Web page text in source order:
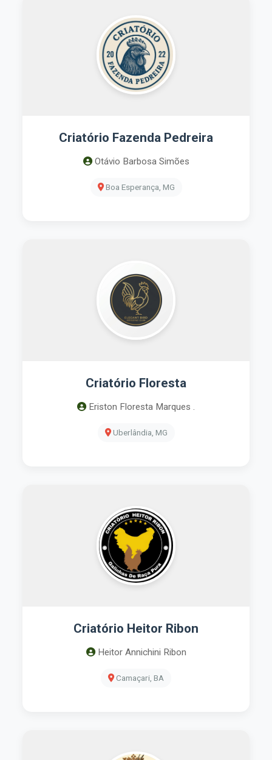
Criatório Fazenda Pedreira
Otávio Barbosa Simões
Boa Esperança, MG
Criatório Floresta
Eriston Floresta Marques .
Uberlândia, MG
Criatório Heitor Ribon
Heitor Annichini Ribon
Camaçari, BA